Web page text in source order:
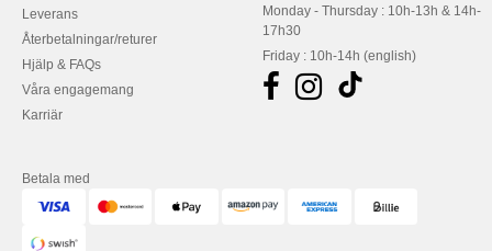
Leverans
Återbetalningar/returer
Hjälp & FAQs
Våra engagemang
Karriär
Monday - Thursday : 10h-13h & 14h-
17h30
Friday : 10h-14h (english)
Betala med